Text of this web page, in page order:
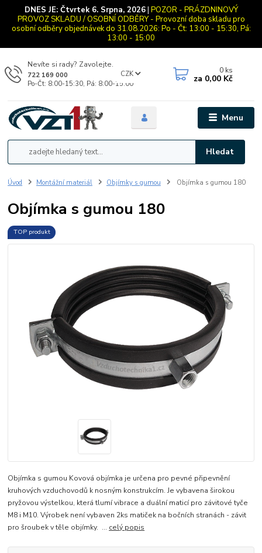
DNES JE: Čtvrtek 6. Srpna, 2026| POZOR - PRÁZDNINOVÝ
PROVOZ SKLADU / OSOBNÍ ODBĚRY - Provozní doba skladu pro
osobní odběry objednávek do 31.08.2026: Po - Čt: 13:00 - 15:30, Pá:
13:00 - 15:00
Menu
CZK
Hledat
Nevíte si rady? Zavolejte.
722 169 000
Po-Čt: 8:00-15:30, Pá: 8:00-15:00
0 ks
za 0,00 Kč
Úvod Montážní materiál Objímky s gumou Objímka s gumou 180
Objímka s gumou 180
TOP produkt
Objímka s gumou Kovová objímka je určena pro pevné připevnění
kruhových vzduchovodů k nosným konstrukcím. Je vybavena širokou
pryžovou výstelkou, která tlumí vibrace a duální maticí pro závitové tyče
M8 i M10. Výrobek není vybaven 2ks matiček na bočních stranách - závit
pro šroubek v těle objímky. ... celý popis